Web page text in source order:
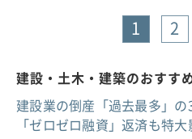
1 2
建設・土木・建築のおすす
建設業の倒産「過去最多」
「ゼロゼロ融資」返済も特